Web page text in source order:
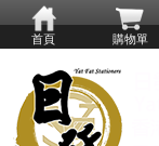
首頁 購物單